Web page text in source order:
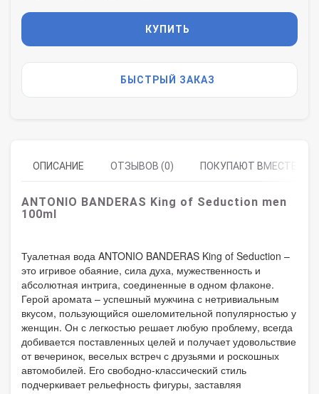
КУПИТЬ
БЫСТРЫЙ ЗАКАЗ
ОПИСАНИЕ ОТЗЫВОВ (0) ПОКУПАЮТ ВМЕСТЕ
ANTONIO BANDERAS King of Seduction men
100ml
Туалетная вода ANTONIO BANDERAS King of Seduction –
это игривое обаяние, сила духа, мужественность и
абсолютная интрига, соединенные в одном флаконе.
Герой аромата – успешный мужчина с нетривиальным
вкусом, пользующийся ошеломительной популярностью у
женщин. Он с легкостью решает любую проблему, всегда
добивается поставленных целей и получает удовольствие
от вечеринок, веселых встреч с друзьями и роскошных
автомобилей. Его свободно-классический стиль
подчеркивает рельефность фигуры, заставляя